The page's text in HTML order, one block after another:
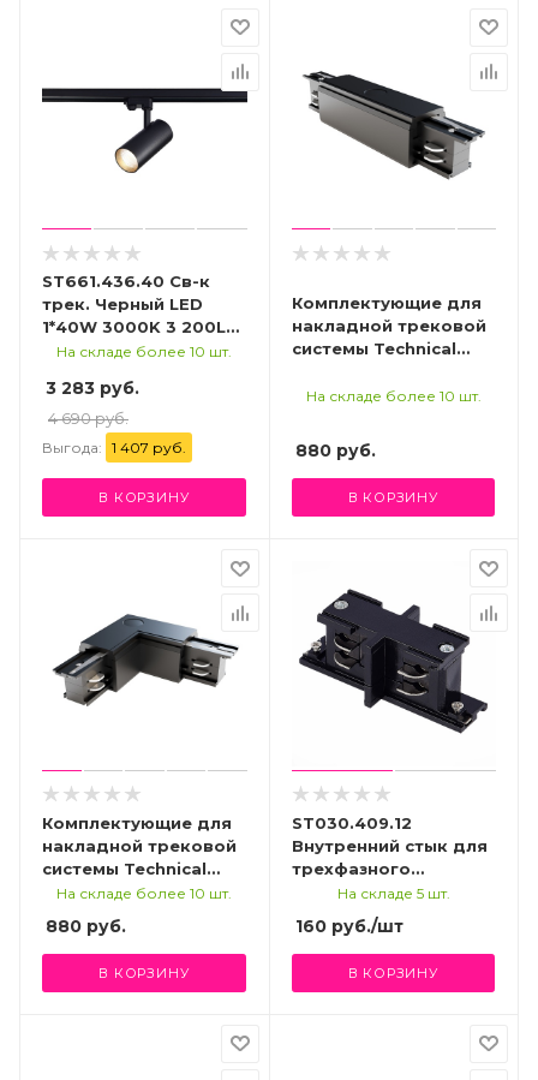
ST661.436.40 Св-к
трек. Черный LED
1*40W 3000K 3 200Lm
Ra>90 38° IP20
265V Трехфазная
трековая система
На складе более 10 шт.
3 283 руб.
4 690 руб.
Выгода: 1 407 руб.
В КОРЗИНУ
Комплектующие для
накладной трековой
системы Technical
На складе более 10 шт.
880руб.
В КОРЗИНУ
Комплектующие для
накладной трековой
системы Technical
TRA005CL-31B-R
На складе более 10 шт.
880 руб.
В КОРЗИНУ
ST030.409.12
Внутренний стык для
трехфазного
шинопровода ST-
Luce Черный
Трехфазная трековая
система
На складе 5 шт.
160руб./шт
В КОРЗИНУ